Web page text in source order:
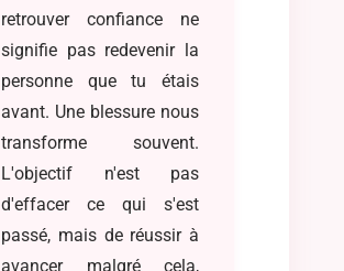
retrouver confiance ne
signifie pas redevenir la
personne que tu étais
avant. Une blessure nous
transforme souvent.
L'objectif n'est pas
d'effacer ce qui s'est
passé, mais de réussir à
avancer malgré cela,